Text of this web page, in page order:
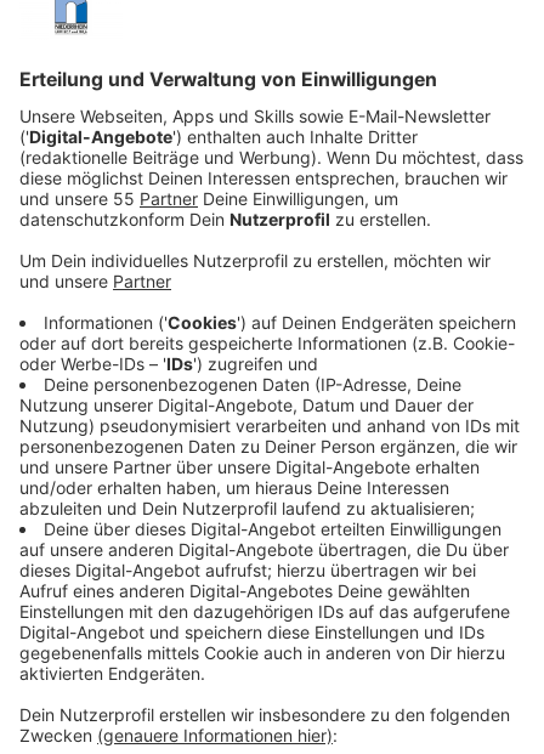
Veröffentlicht:
Anzeige
Der Bedarf ist so groß, dass auch Hunde aus anderen
Landesteilen entführt werden, so auch der verwöhnte
Mischlingshund Buck. Der muss nun auf die harte Tour
unterschiedlichen Haltern wird Buck im Einsatz sein,
Postschlitten durch halb Alaska. Buck lernt dabei auch
immer mehr das Erbe seiner wilden Vorfahren in sich
kennen. Als er auf den Abenteurer John Thornton
(Harrison Ford) trifft, fühlt sich der Hund das erste Mal
seit langem wieder einem Menschen verbunden. Aber
der Ruf der Wildnis ereilt ihn immer stärker…
Anzeige
Zustimmung, um den YouTube